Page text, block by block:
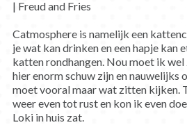
Catmosphere is namelijk een
je wat kan drinken en een hapje kan
katten rondhangen. Nou moet ik
hier enorm schuw zijn en nauwelijks
moet vooral maar wat zitten kijken.
weer even tot rust en kon ik even
Loki in huis zat.